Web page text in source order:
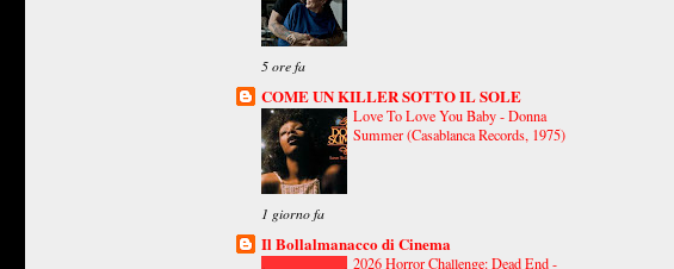
5 ore fa
COME UN KILLER SOTTO IL SOLE
Love To Love You Baby - Donna
Summer (Casablanca Records, 1975)
1 giorno fa
Il Bollalmanacco di Cinema
2026 Horror Challenge: Dead End -